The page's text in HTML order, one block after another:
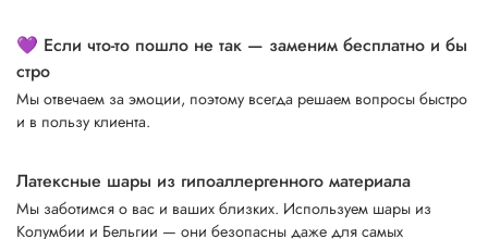
💜 Если что-то пошло не так — заменим бесплатно и бы
стро
Мы отвечаем за эмоции, поэтому всегда решаем вопросы быстро
и в пользу клиента.
Латексные шары из гипоаллергенного материала
Мы заботимся о вас и ваших близких. Используем шары из
Колумбии и Бельгии — они безопасны даже для самых